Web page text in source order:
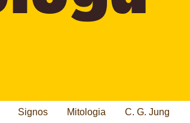
Signos Mitologia C. G. Jung